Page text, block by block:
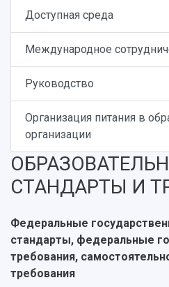
Доступная среда
Международное
Руководство
Организация питания в
организации
СТАНДАРТЫ И
Федеральные
стандарты, федеральные
требования,
требования